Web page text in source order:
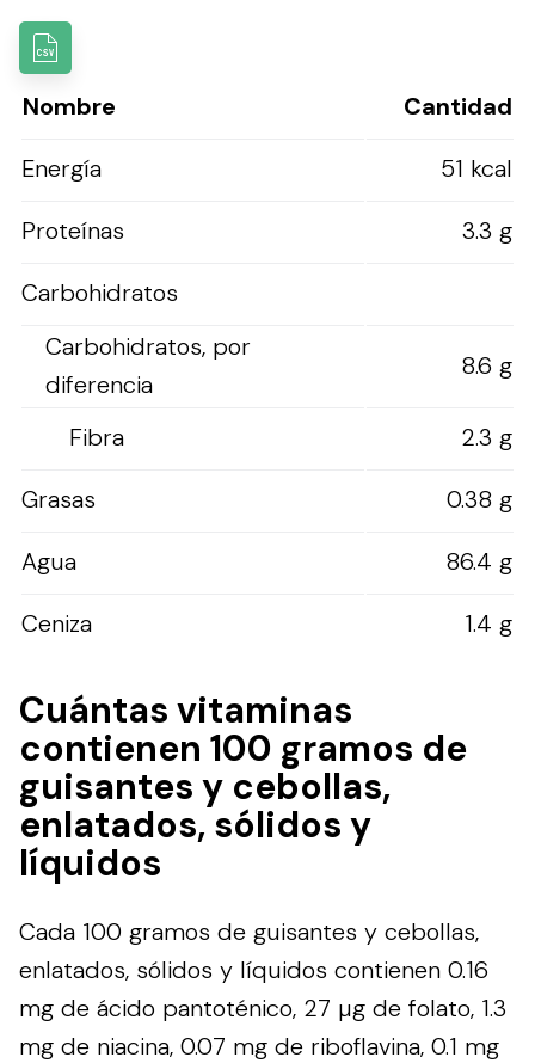
Nombre
Cantidad
Energía
51 kcal
Proteínas
3.3 g
Carbohidratos
Carbohidratos, por
diferencia
8.6 g
Fibra
2.3 g
Grasas
0.38 g
Agua
86.4 g
Ceniza
1.4 g
Cuántas vitaminas
contienen 100 gramos de
guisantes y cebollas,
enlatados, sólidos y
líquidos
Cada 100 gramos de guisantes y cebollas,
enlatados, sólidos y líquidos contienen 0.16
mg de ácido pantoténico, 27 µg de folato, 1.3
mg de niacina, 0.07 mg de riboflavina, 0.1 mg